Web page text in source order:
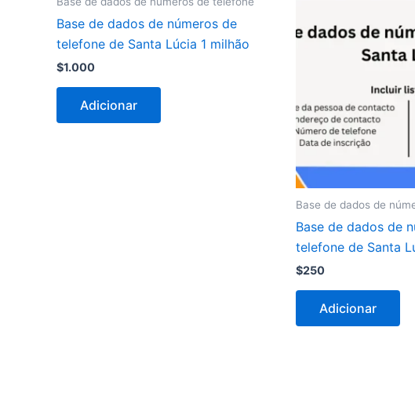
Base de dados de números de
telefone de Santa Lúcia 1 milhão
$1.000
Adicionar
Base de dados de
Base de dados de
telefone de Santa
$250
Adicionar